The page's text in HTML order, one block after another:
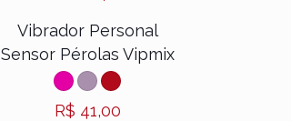
Vibrador Personal
Sensor Pérolas Vipmix
R$ 41,00